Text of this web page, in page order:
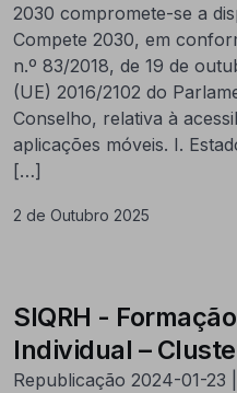
2030 compromete-se a
Compete 2030, em
n.º 83/2018, de 19 de
(UE) 2016/2102 do
Conselho, relativa à
aplicações móveis. I.
[…]
2 de Outubro 2025
SIQRH -
Individual –
Republicação 2024-01-